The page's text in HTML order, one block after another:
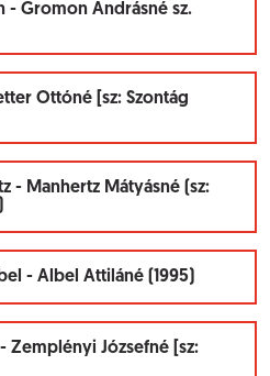
- Gromon Andrásné sz.
Ottóné [sz: Szontág
- Manhertz Mátyásné (sz:
- Albel Attiláné (1995)
Zemplényi Józsefné [sz: